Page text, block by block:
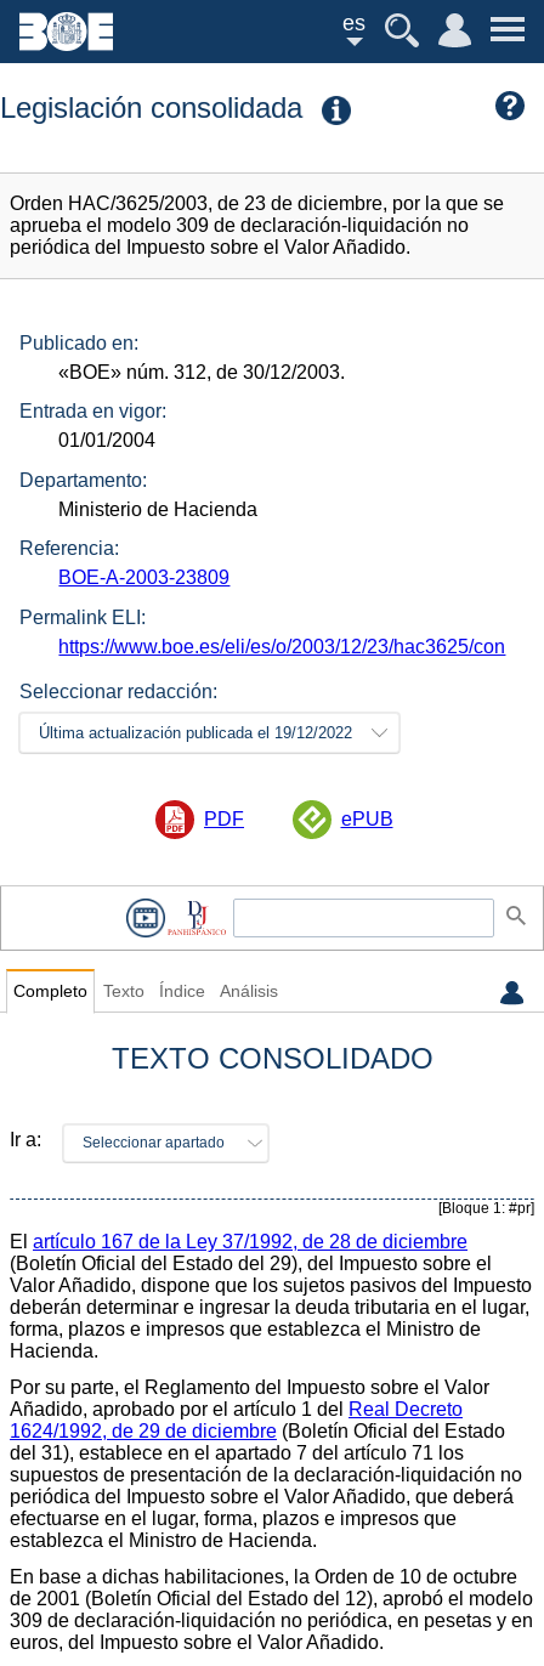
es
Legislación consolidada
Orden HAC/3625/2003, de 23 de diciembre, por la que se
aprueba el modelo 309 de declaración-liquidación no
periódica del Impuesto sobre el Valor Añadido.
Publicado en:
«BOE» núm. 312, de 30/12/2003.
Entrada en vigor:
01/01/2004
Departamento:
Ministerio de Hacienda
Referencia:
BOE-A-2003-23809
Permalink ELI:
https://www.boe.es/eli/es/o/2003/12/23/hac3625/con
Seleccionar redacción:
Última actualización publicada el 19/12/2022
PDF ePUB
Completo Texto Índice Análisis
TEXTO CONSOLIDADO
Ir a: Seleccionar apartado
[Bloque 1: #pr]
El artículo 167 de la Ley 37/1992, de 28 de diciembre
(Boletín Oficial del Estado del 29), del Impuesto sobre el
Valor Añadido, dispone que los sujetos pasivos del Impuesto
deberán determinar e ingresar la deuda tributaria en el lugar,
forma, plazos e impresos que establezca el Ministro de
Hacienda.
Por su parte, el Reglamento del Impuesto sobre el Valor
Añadido, aprobado por el artículo 1 del Real Decreto
1624/1992, de 29 de diciembre (Boletín Oficial del Estado
del 31), establece en el apartado 7 del artículo 71 los
supuestos de presentación de la declaración-liquidación no
periódica del Impuesto sobre el Valor Añadido, que deberá
efectuarse en el lugar, forma, plazos e impresos que
establezca el Ministro de Hacienda.
En base a dichas habilitaciones, la Orden de 10 de octubre
de 2001 (Boletín Oficial del Estado del 12), aprobó el modelo
309 de declaración-liquidación no periódica, en pesetas y en
euros, del Impuesto sobre el Valor Añadido.